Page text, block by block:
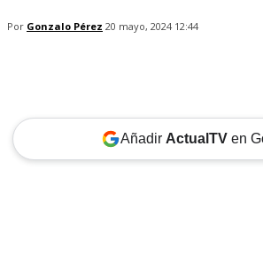
Por Gonzalo Pérez 20 mayo, 2024 12:44
Añadir ActualTVen